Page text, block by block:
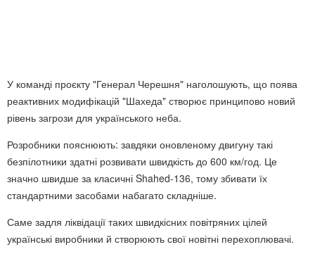
У команді проєкту "Генерал Черешня" наголошують, що поява
реактивних модифікацій "Шахеда" створює принципово новий
рівень загрози для українського неба.
Розробники пояснюють: завдяки оновленому двигуну такі
безпілотники здатні розвивати швидкість до 600 км/год. Це
значно швидше за класичні Shahed-136, тому збивати їх
стандартними засобами набагато складніше.
Саме задля ліквідації таких швидкісних повітряних цілей
українські виробники й створюють свої новітні перехоплювачі.